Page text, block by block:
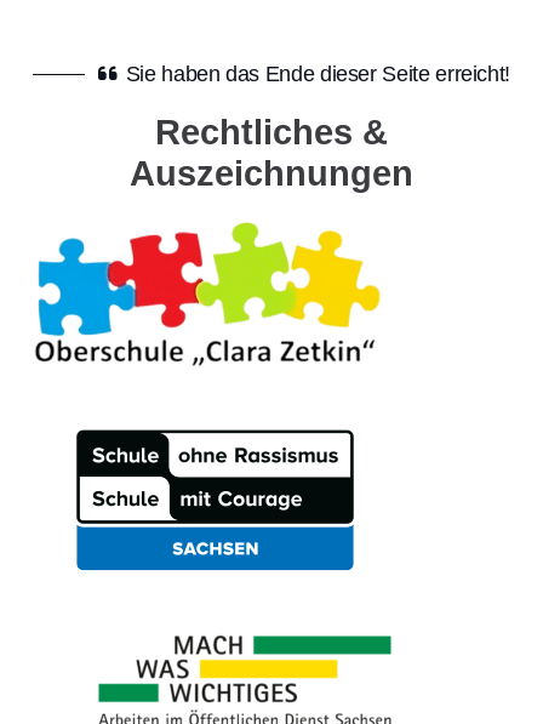
Sie haben das Ende dieser Seite erreicht!
Rechtliches &
Auszeichnungen